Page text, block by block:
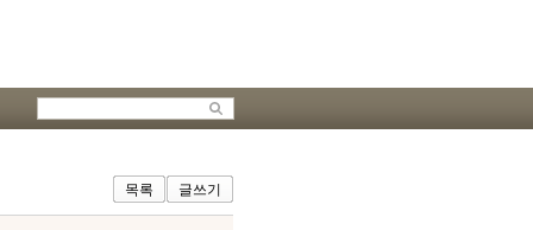
글쓰기
목록